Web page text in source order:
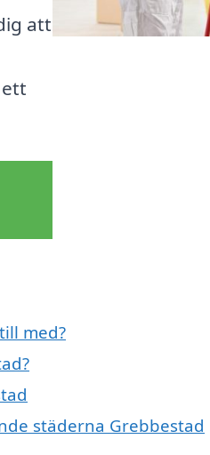
att
med?
städerna Grebbestad